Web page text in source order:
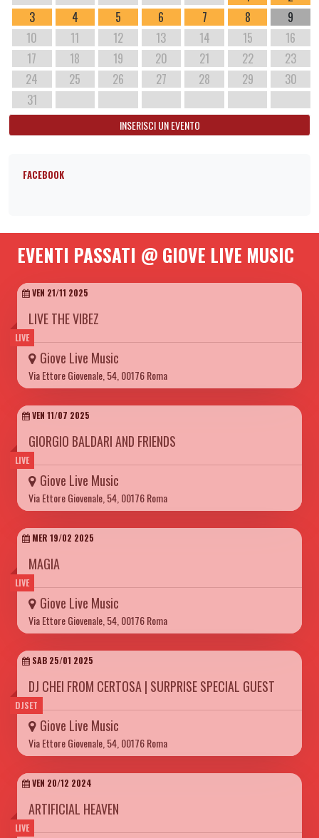
3
4 5 6 7 8
9
10
11 12 13 14 15
16
17
18 19 20 21 22
23
24
25 26 27 28 29
30
31
INSERISCI UN EVENTO
FACEBOOK
EVENTI PASSATI @ GIOVE LIVE MUSIC
LIVE
VEN 21/11 2025
LIVE THE VIBEZ
Giove Live Music
Via Ettore Giovenale, 54, 00176 Roma
LIVE
VEN 11/07 2025
GIORGIO BALDARI AND FRIENDS
Giove Live Music
Via Ettore Giovenale, 54, 00176 Roma
LIVE
MER 19/02 2025
MAGIA
Giove Live Music
Via Ettore Giovenale, 54, 00176 Roma
DJSET
SAB 25/01 2025
DJ CHEI FROM CERTOSA | SURPRISE SPECIAL GUEST
Giove Live Music
Via Ettore Giovenale, 54, 00176 Roma
LIVE
VEN 20/12 2024
ARTIFICIAL HEAVEN